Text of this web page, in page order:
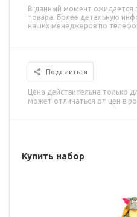
В данный момент ожидается
товара. Более детальную
наших менеджеров по
Поделиться
Цена действительна только
может отличаться от цен в
Купить набор